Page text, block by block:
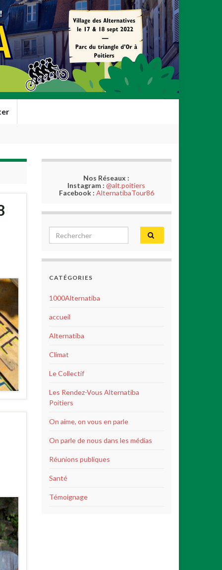
Nos Réseaux :
Instagram : @alt.poitiers
Facebook : AlternatibaTour86
Search for:
CATÉGORIES
1000Alternatiba
accueil
Alternatiba
Climat
Le Collectif
Les Rendez-Vous Alternatiba
Poitiers
On aime, on vous en parle
On parle de nous dans les médias
Réunions publiques
Santé
Témoignage